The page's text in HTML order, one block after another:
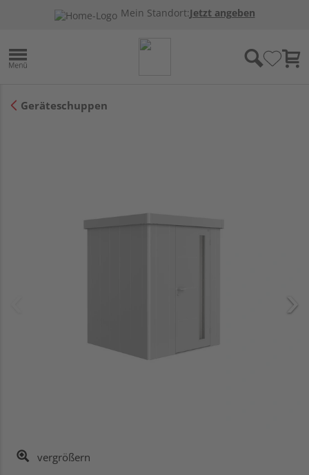
Mein Standort:Jetzt angeben
Geräteschuppen
vergrößern